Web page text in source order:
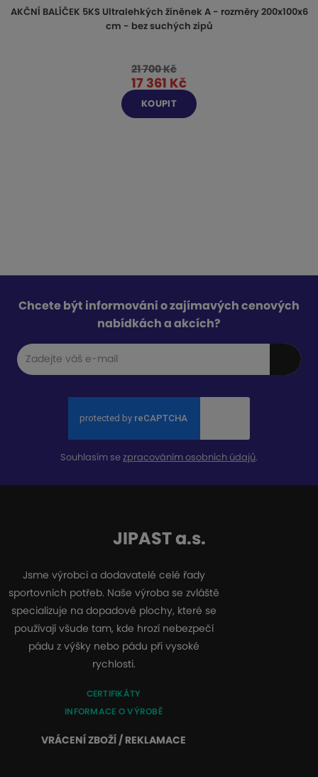
AKČNÍ BALÍČEK 5KS Ultralehkých žíněnek A - rozměry 200x100x6
cm - bez suchých zipů
21 700 Kč
17 361 Kč
KOUPIT
Chcete být informováni o zajímavých cenových
nabídkách a akcích?
Souhlasím sezpracováním osobních údajů.
JIPAST a.s.
Jsme výrobci a dodavatelé celé řady
sportovních potřeb. Naše výroba se zvláště
specializuje na dopadové plochy, které se
používají všude tam, kde hrozí nebezpečí
pádu z výšky nebo pádu při vysoké
rychlosti.
CERTIFIKÁTY
INFORMACE O VÝROBĚ
VRÁCENÍ ZBOŽÍ / REKLAMACE